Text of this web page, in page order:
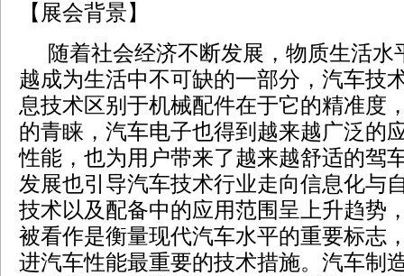
【展会背景】
随着社会经济不断发展，物质生活
越成为生活中不可缺的一部分，汽车技
息技术区别于机械配件在于它的精准度
的青睐，汽车电子也得到越来越广泛的
性能，也为用户带来了越来越舒适的驾
发展也引导汽车技术行业走向信息化与
技术以及配备中的应用范围呈上升趋势
被看作是衡量现代汽车水平的重要标志
进汽车性能最重要的技术措施。汽车制